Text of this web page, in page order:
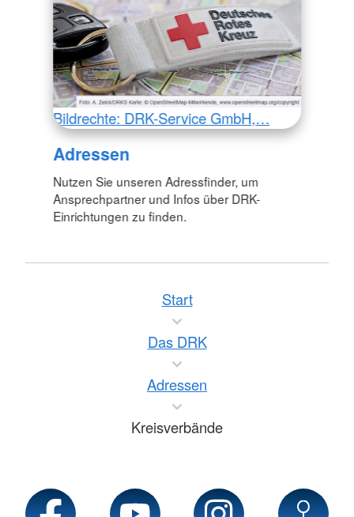
Bildrechte: DRK-Service GmbH,…
Adressen
Nutzen Sie unseren Adressfinder, um
Ansprechpartner und Infos über DRK-
Einrichtungen zu finden.
Start
Das DRK
Adressen
Kreisverbände